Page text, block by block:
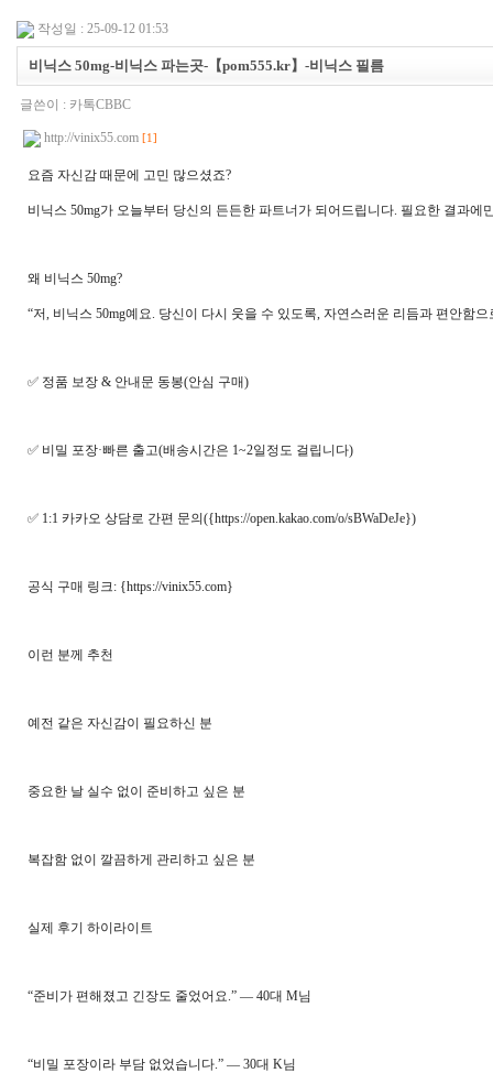
작성일 : 25-09-12 01:53
비닉스 50mg-비닉스 파는곳-【pom555.kr】-비닉스 필름
글쓴이 : 카­톡CBBC
http://vinix55.com [1]
요즘 자신감 때문에 고민 많으셨죠?
비닉스 50mg가 오늘부터 당신의 든든한 파트너가 되어드립니다. 필요한 결과에
왜 비닉스 50mg?
“저, 비닉스 50mg예요. 당신이 다시 웃을 수 있도록, 자연스러운 리듬과 편안함으
✅ 정­품 보장 & 안내문 동봉(안심 구매)
✅ 비밀 포장·빠른 출고(배송시간은 1~2일정도 걸립니다)
✅ 1:1 카카오 상담로 간편 문의({https://open.ka­kao.com/o/sBWaDeJe})
공식 구매 링크: {https://vinix55.com}
이런 분께 추천
예전 같은 자신감이 필요하신 분
중요한 날 실수 없이 준비하고 싶은 분
복잡함 없이 깔끔하게 관리하고 싶은 분
실제 후기 하이라이트
“준비가 편해졌고 긴장도 줄었어요.” — 40대 M님
“비밀 포장이라 부담 없었습니다.” — 30대 K님